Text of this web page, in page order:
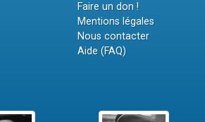
Faire un don !
Mentions légales
Nous contacter
Aide (FAQ)